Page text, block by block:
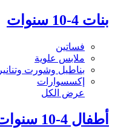
بنات 4-10 سنوات
فساتين
ملابس علوية
بناطيل وشورت وتنانير
إكسسوارات
عرض الكل
أطفال 4-10 سنوات